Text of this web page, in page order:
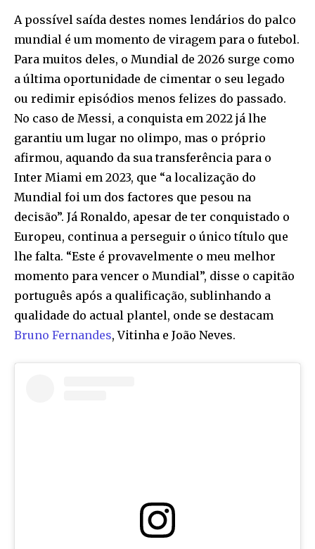
A possível saída destes nomes lendários do palco
mundial é um momento de viragem para o futebol.
Para muitos deles, o Mundial de 2026 surge como
a última oportunidade de cimentar o seu legado
ou redimir episódios menos felizes do passado.
No caso de Messi, a conquista em 2022 já lhe
garantiu um lugar no olimpo, mas o próprio
afirmou, aquando da sua transferência para o
Inter Miami em 2023, que “a localização do
Mundial foi um dos factores que pesou na
decisão”. Já Ronaldo, apesar de ter conquistado o
Europeu, continua a perseguir o único título que
lhe falta. “Este é provavelmente o meu melhor
momento para vencer o Mundial”, disse o capitão
português após a qualificação, sublinhando a
qualidade do actual plantel, onde se destacam
Bruno Fernandes, Vitinha e João Neves.